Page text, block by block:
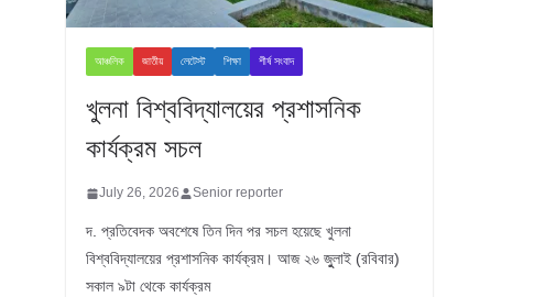
আঞ্চলিক জাতীয় লেটেস্ট শিক্ষা শীর্ষ সংবাদ
খুলনা বিশ্ববিদ্যালয়ের প্রশাসনিক
কার্যক্রম সচল
July 26, 2026 Senior reporter
দ. প্রতিবেদক অবশেষে তিন দিন পর সচল হয়েছে খুলনা
বিশ্ববিদ্যালয়ের প্রশাসনিক কার্যক্রম। আজ ২৬ জুুলাই (রবিবার)
সকাল ৯টা থেকে কার্যক্রম